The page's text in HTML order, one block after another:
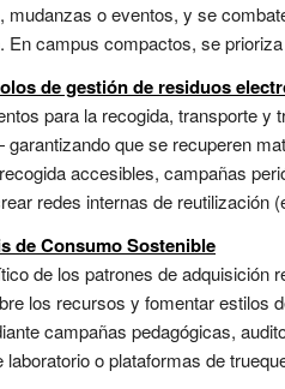
mudanzas o eventos, y se
En campus compactos, se
de gestión de residuos
para la recogida, transporte
que se recuperen
accesibles, campañas
redes internas de reutilización
de Consumo Sostenible
de los patrones de adquisición
los recursos y fomentar estilos
campañas pedagógicas,
laboratorio o plataformas de